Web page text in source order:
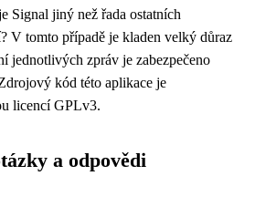
Signal jiný než řada ostatních
V tomto případě je kladen velký důraz
jednotlivých zpráv je zabezpečeno
kód této aplikace je
licencí GPLv3.
a odpovědi